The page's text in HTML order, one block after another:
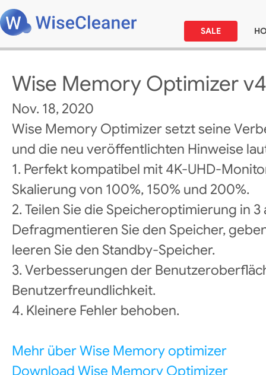
SALE
Wise Memory Optimizer
Nov. 18, 2020
Wise Memory Optimizer setzt seine
und die neu veröffentlichten Hinweise
1. Perfekt kompatibel mit 4K-UHD-
Skalierung von 100%, 150% und 200%.
2. Teilen Sie die Speicheroptimierung in
Defragmentieren Sie den Speicher,
leeren Sie den Standby-Speicher.
3. Verbesserungen der
Benutzerfreundlichkeit.
4. Kleinere Fehler behoben.
Mehr über Wise Memory optimizer
Download Wise Memory Optimizer